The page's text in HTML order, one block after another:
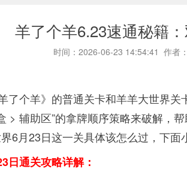
羊了个羊6.23速通秘籍
时间：2026-06-23 14:54:41 作者
了个羊》的普通关卡和羊羊大世界
> 辅助区”的拿牌顺序策略来破解，
6月23日这一关具体该怎么过，下
日通关攻略详解：